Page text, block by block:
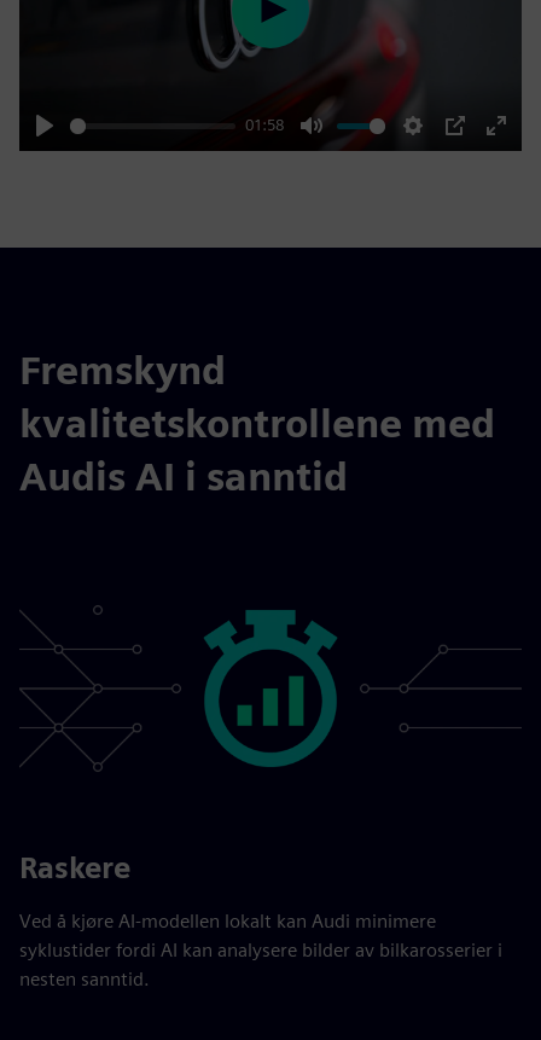
Play
01:58
Mute Settings
PIP
Enter
Play
Fremskynd
kvalitetskontrollene med
Audis AI i sanntid
Raskere
Ved å kjøre AI-modellen lokalt kan Audi minimere
syklustider fordi AI kan analysere bilder av bilkarosserier i
nesten sanntid.